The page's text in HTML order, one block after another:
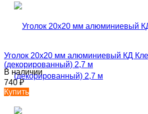
Уголок 20х20 мм алюминиевый КД
(декорированный) 2,7 м
В наличии
740 ₽
Купить